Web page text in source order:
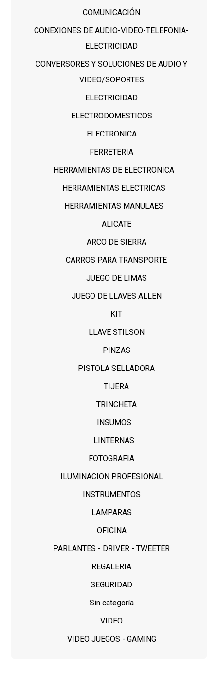
COMUNICACIÓN
CONEXIONES DE AUDIO-VIDEO-TELEFONIA-
ELECTRICIDAD
CONVERSORES Y SOLUCIONES DE AUDIO Y
VIDEO/SOPORTES
ELECTRICIDAD
ELECTRODOMESTICOS
ELECTRONICA
FERRETERIA
HERRAMIENTAS DE ELECTRONICA
HERRAMIENTAS ELECTRICAS
HERRAMIENTAS MANULAES
ALICATE
ARCO DE SIERRA
CARROS PARA TRANSPORTE
JUEGO DE LIMAS
JUEGO DE LLAVES ALLEN
KIT
LLAVE STILSON
PINZAS
PISTOLA SELLADORA
TIJERA
TRINCHETA
INSUMOS
LINTERNAS
FOTOGRAFIA
ILUMINACION PROFESIONAL
INSTRUMENTOS
LAMPARAS
OFICINA
PARLANTES - DRIVER - TWEETER
REGALERIA
SEGURIDAD
Sin categoría
VIDEO
VIDEO JUEGOS - GAMING